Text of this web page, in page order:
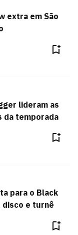
extra em São
lideram as
da temporada
para o Black
disco e turnê